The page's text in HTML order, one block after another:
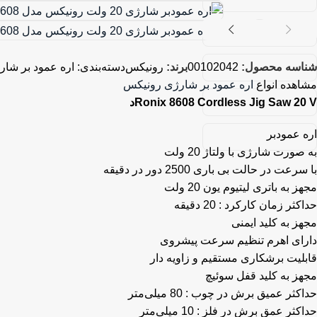
شناسه محصول: 00102042برند: رونیکسدسته‌بندی: اره عمود بر
مشاهده انواع اره عمود بر شارژی رونیکس
Ronix 8608 Cordless Jig Saw 20 Vد
اره عمودبر
به صورت شارژی با ولتاژ 20 ولت
با سرعت در حالت بی باری 2500 دور در دقیقه
مجهز به باتری لیتیوم یون 20 ولت
حداکثر زمان کارکرد : 20 دقیقه
مجهز به کلید ایمنی
دارای اهرم تنظیم سرعت پیشروی
قابلیت برشکاری مستقیم و زاویه دار
مجهز به کلید قفل سوئیچ
حداکثر عمیق برش در چوب : 80 میلی‌متر
حداکثر عمق برش در فلز : 10 میلی‌متر